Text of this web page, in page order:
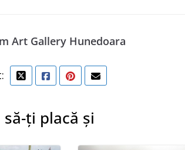
Art Gallery Hunedoara
ți placă și